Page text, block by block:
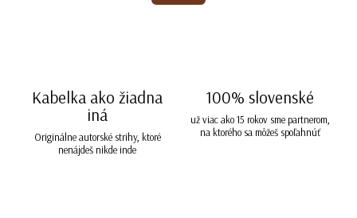
Kabelka ako žiadna
iná
Originálne autorské strihy, ktoré
nenájdeš nikde inde
100% slovenské
už viac ako 15 rokov sme partnerom,
na ktorého sa môžeš spoľahnúť